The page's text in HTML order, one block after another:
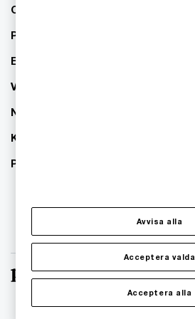
Om PwC
Pressrum
Event
Våra kontor
Nyhetsbrev
Karriär
PwC:s hållbarhetsarbete
Avvisa alla
Acceptera alla
Acceptera valda